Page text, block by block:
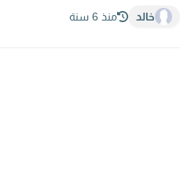
خالد منذ 6 سنة